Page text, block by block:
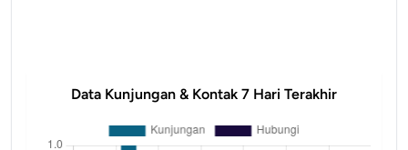
Data Kunjungan & Kontak 7 Hari Terakhir